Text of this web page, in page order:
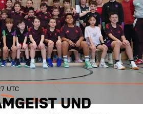
UTC
UND